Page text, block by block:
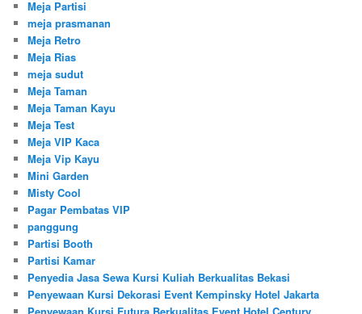
Meja Partisi
meja prasmanan
Meja Retro
Meja Rias
meja sudut
Meja Taman
Meja Taman Kayu
Meja Test
Meja VIP Kaca
Meja Vip Kayu
Mini Garden
Misty Cool
Pagar Pembatas VIP
panggung
Partisi Booth
Partisi Kamar
Penyedia Jasa Sewa Kursi Kuliah Berkualitas Bekasi
Penyewaan Kursi Dekorasi Event Kempinsky Hotel Jakarta